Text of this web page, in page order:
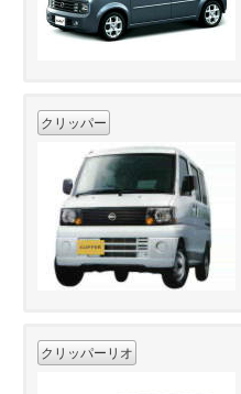
クリッパー
クリッパーリオ